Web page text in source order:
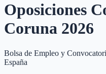
Oposiciones
Coruna 2026
Bolsa de Empleo y
España